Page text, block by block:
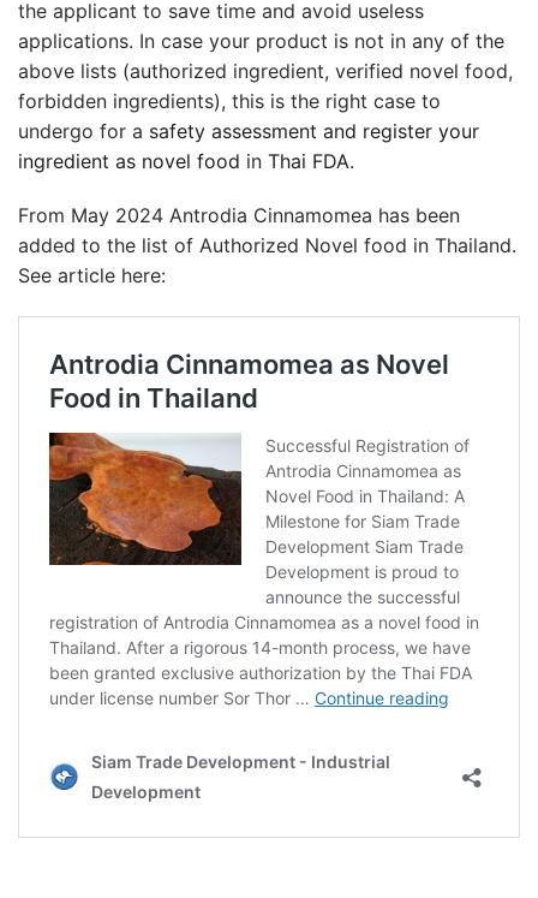
the applicant to save time and avoid useless
applications. In case your product is not in any of the
above lists (authorized ingredient, verified novel food,
forbidden ingredients), this is the right case to
undergo for a safety assessment and register your
ingredient as novel food in Thai FDA.
From May 2024 Antrodia Cinnamomea has been
added to the list of Authorized Novel food in Thailand.
See article here: